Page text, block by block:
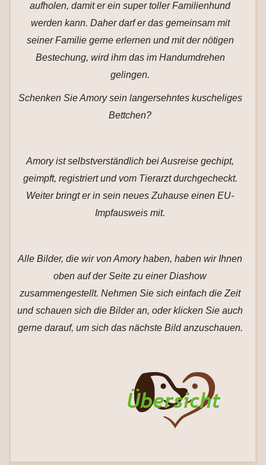
aufholen, damit er ein super toller Familienhund
werden kann. Daher darf er das gemeinsam mit
seiner Familie gerne erlernen und mit der nötigen
Bestechung, wird ihm das im Handumdrehen
gelingen.
Schenken Sie Amory sein langersehntes kuscheliges
Bettchen?
Amory ist selbstverständlich bei Ausreise gechipt,
geimpft, registriert und vom Tierarzt durchgecheckt.
Weiter bringt er in sein neues Zuhause einen EU-
Impfausweis mit.
Alle Bilder, die wir von Amory haben, haben wir Ihnen
oben auf der Seite zu einer Diashow
zusammengestellt. Nehmen Sie sich einfach die Zeit
und schauen sich die Bilder an, oder klicken Sie auch
gerne darauf, um sich das nächste Bild anzuschauen.